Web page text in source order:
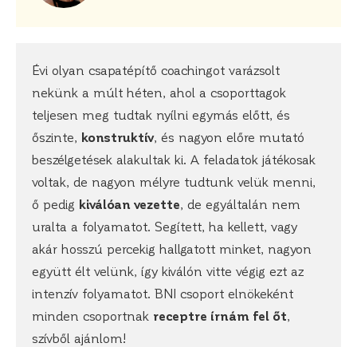
Évi olyan csapatépítő coachingot varázsolt
nekünk a múlt héten, ahol a csoporttagok
teljesen meg tudtak nyílni egymás előtt, és
őszinte, konstruktív, és nagyon előre mutató
beszélgetések alakultak ki. A feladatok játékosak
voltak, de nagyon mélyre tudtunk velük menni,
ő pedig kiválóan vezette, de egyáltalán nem
uralta a folyamatot. Segített, ha kellett, vagy
akár hosszú percekig hallgatott minket, nagyon
együtt élt velünk, így kiválón vitte végig ezt az
intenzív folyamatot. BNI csoport elnökeként
minden csoportnak receptre írnám fel őt,
szívből ajánlom!